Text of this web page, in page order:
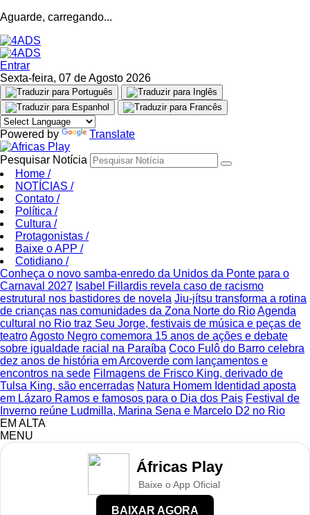
Aguarde, carregando...
Entrar
Sexta-feira, 07 de Agosto 2026
Powered by Translate
Pesquisar Notícia
Home /
NOTÍCIAS /
Contato /
Política /
Cultura /
Protagonistas /
Baixe o APP /
Cotidiano /
Conheça o novo samba-enredo da Unidos da Ponte para o
Carnaval 2027 Isabel Fillardis revela caso de racismo
estrutural nos bastidores de novela Jiu-jítsu transforma a rotina
de crianças nas comunidades da Zona Norte do RioAgenda
cultural no Rio traz Seu Jorge, festivais de música e peças de
teatroAgosto Negro comemora 15 anos de ações e debate
sobre igualdade racial na Paraíba Coco Fulô do Barro celebra
dez anos de história em Arcoverde com lançamentos e
encontros na sede Filmagens de Frisco King, derivado de
Tulsa King, são encerradas Natura Homem Identidad aposta
em Lázaro Ramos e famosos para o Dia dos Pais Festival de
Inverno reúne Ludmilla, Marina Sena e Marcelo D2 no Rio
EM ALTA
MENU
Áfricas Play
Baixe o App Oficial
BAIXAR AGORA